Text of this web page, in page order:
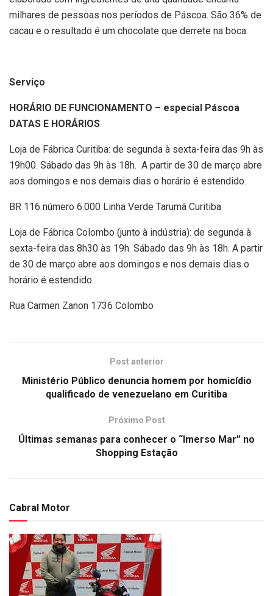
milhares de pessoas nos períodos de Páscoa. São 36% de
cacau e o resultado é um chocolate que derrete na boca.
Serviço
HORÁRIO DE FUNCIONAMENTO – especial Páscoa
DATAS E HORÁRIOS
Loja de Fábrica Curitiba: de segunda à sexta-feira das 9h às
19h00. Sábado das 9h às 18h. A partir de 30 de março abre
aos domingos e nos demais dias o horário é estendido.
BR 116 número 6.000 Linha Verde Tarumã Curitiba
Loja de Fábrica Colombo (junto à indústria): de segunda à
sexta-feira das 8h30 às 19h. Sábado das 9h às 18h. A partir
de 30 de março abre aos domingos e nos demais dias o
horário é estendido.
Rua Carmen Zanon 1736 Colombo
Post anterior
Ministério Público denuncia homem por homicídio
qualificado de venezuelano em Curitiba
Próximo Post
Últimas semanas para conhecer o “Imerso Mar” no
Shopping Estação
Cabral Motor